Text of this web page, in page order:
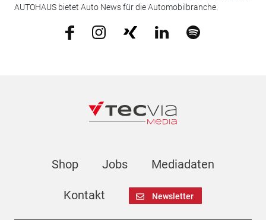
AUTOHAUS bietet Auto News für die Automobilbranche.
Shop Jobs Mediadaten
Kontakt Newsletter